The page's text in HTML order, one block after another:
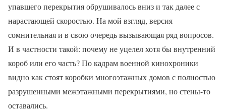
упавшего перекрытия обрушивалось вниз и так далее с
нарастающей скоростью. На мой взгляд, версия
сомнительная и в свою очередь вызывающая ряд вопросов.
И в частности такой: почему не уцелел хотя бы внутренний
короб или его часть? По кадрам военной кинохроники
видно как стоят коробки многоэтажных домов с полностью
разрушенными межэтажными перекрытиями, но стены-то
оставались.